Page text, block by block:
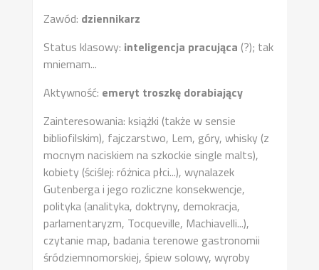
Zawód: dziennikarz
Status klasowy: inteligencja pracująca (?); tak
mniemam...
Aktywność: emeryt troszkę dorabiający
Zainteresowania: książki (także w sensie
bibliofilskim), fajczarstwo, Lem, góry, whisky (z
mocnym naciskiem na szkockie single malts),
kobiety (ściślej: różnica płci...), wynalazek
Gutenberga i jego rozliczne konsekwencje,
polityka (analityka, doktryny, demokracja,
parlamentaryzm, Tocqueville, Machiavelli...),
czytanie map, badania terenowe gastronomii
śródziemnomorskiej, śpiew solowy, wyroby